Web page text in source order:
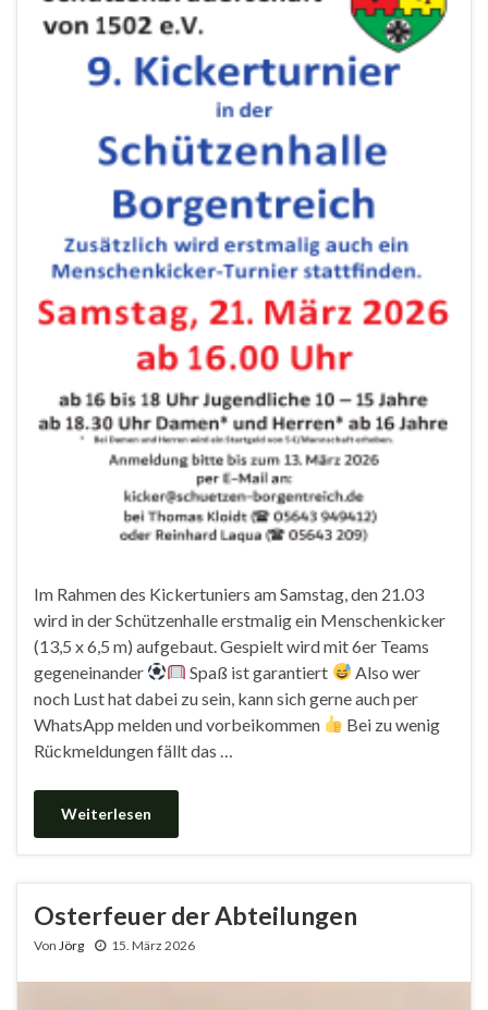
Im Rahmen des Kickertuniers am Samstag, den 21.03
wird in der Schützenhalle erstmalig ein Menschenkicker
(13,5 x 6,5 m) aufgebaut. Gespielt wird mit 6er Teams
gegeneinander
Spaß ist garantiert
Also wer
noch Lust hat dabei zu sein, kann sich gerne auch per
WhatsApp melden und vorbeikommen
Bei zu wenig
Rückmeldungen fällt das …
Weiterlesen
Osterfeuer der Abteilungen
Von Jörg 15. März 2026